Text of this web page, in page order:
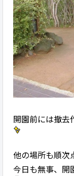
開園前には撤去
他の場所も順次
今日も無事、開